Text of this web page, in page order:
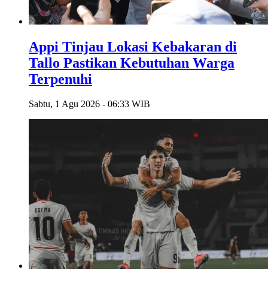
Appi Tinjau Lokasi Kebakaran di
Tallo Pastikan Kebutuhan Warga
Terpenuhi
Sabtu, 1 Agu 2026 - 06:33 WIB